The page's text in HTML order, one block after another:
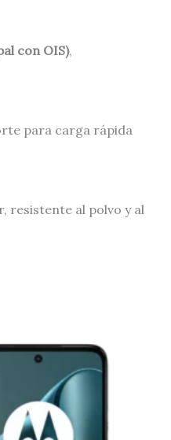
con OIS),
para carga rápida
resistente al polvo y al